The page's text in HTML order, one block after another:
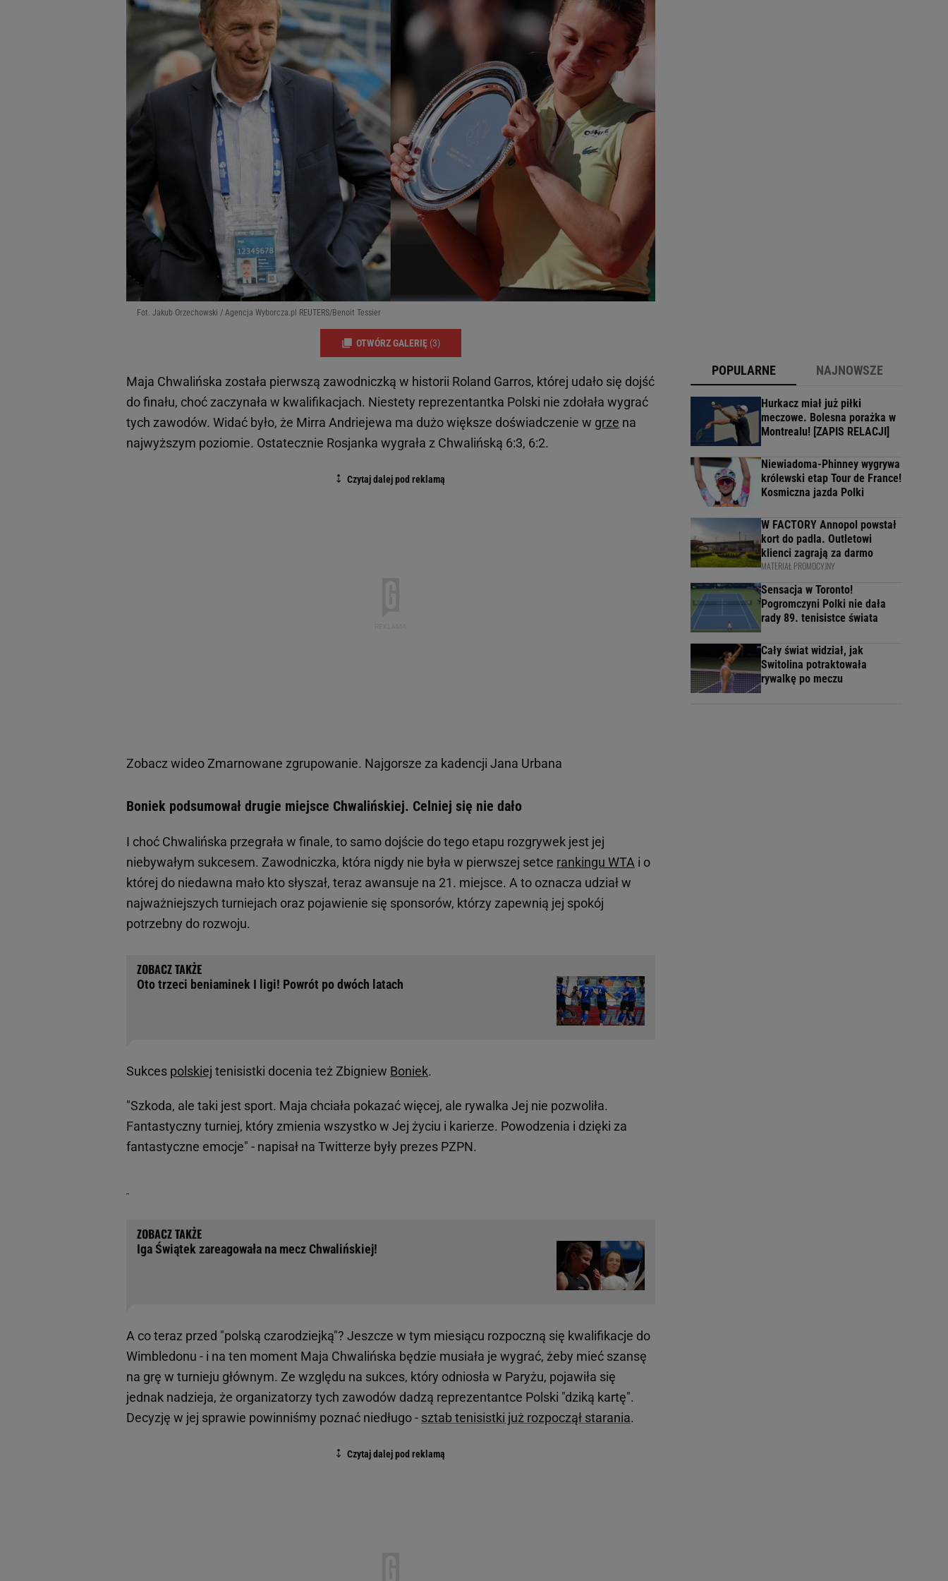
Fot. Jakub Orzechowski / Agencja Wyborcza.pl REUTERS/Benoit Tessier
OTWÓRZ GALERIĘ (3)
Maja Chwalińska została pierwszą zawodniczką w historii Roland Garros, której udało się dojść
do finału, choć zaczynała w kwalifikacjach. Niestety reprezentantka Polski nie zdołała wygrać
tych zawodów. Widać było, że Mirra Andriejewa ma dużo większe doświadczenie w grze na
najwyższym poziomie. Ostatecznie Rosjanka wygrała z Chwalińską 6:3, 6:2.
Zobacz wideoZmarnowane zgrupowanie. Najgorsze za kadencji Jana Urbana
Boniek podsumował drugie miejsce Chwalińskiej. Celniej się nie dało
I choć Chwalińska przegrała w finale, to samo dojście do tego etapu rozgrywek jest jej
niebywałym sukcesem. Zawodniczka, która nigdy nie była w pierwszej setce rankingu WTA i o
której do niedawna mało kto słyszał, teraz awansuje na 21. miejsce. A to oznacza udział w
najważniejszych turniejach oraz pojawienie się sponsorów, którzy zapewnią jej spokój
potrzebny do rozwoju.
Oto trzeci beniaminek I ligi! Powrót po dwóch latach
Sukces polskiej tenisistki docenia też Zbigniew Boniek.
"Szkoda, ale taki jest sport. Maja chciała pokazać więcej, ale rywalka Jej nie pozwoliła.
Fantastyczny turniej, który zmienia wszystko w Jej życiu i karierze. Powodzenia i dzięki za
fantastyczne emocje" - napisał na Twitterze były prezes PZPN.
Iga Świątek zareagowała na mecz Chwalińskiej!
A co teraz przed "polską czarodziejką"? Jeszcze w tym miesiącu rozpoczną się kwalifikacje do
Wimbledonu - i na ten moment Maja Chwalińska będzie musiała je wygrać, żeby mieć szansę
na grę w turnieju głównym. Ze względu na sukces, który odniosła w Paryżu, pojawiła się
jednak nadzieja, że organizatorzy tych zawodów dadzą reprezentantce Polski "dziką kartę".
Decyzję w jej sprawie powinniśmy poznać niedługo - sztab tenisistki już rozpoczął starania.
POPULARNE NAJNOWSZE
Hurkacz miał już piłki
meczowe. Bolesna porażka w
Montrealu! [ZAPIS RELACJI]
Niewiadoma-Phinney wygrywa
królewski etap Tour de France!
Kosmiczna jazda Polki
W FACTORY Annopol powstał
kort do padla. Outletowi
klienci zagrają za darmo
MATERIAŁ PROMOCYJNY
Sensacja w Toronto!
Pogromczyni Polki nie dała
rady 89. tenisistce świata
Cały świat widział, jak
Switolina potraktowała
rywalkę po meczu